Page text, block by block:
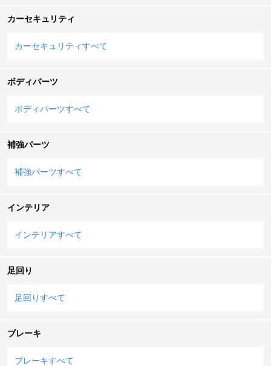
カーセキュリティ
カーセキュリティすべて
ボディパーツ
ボディパーツすべて
補強パーツ
補強パーツすべて
インテリア
インテリアすべて
足回り
足回りすべて
ブレーキ
ブレーキすべて